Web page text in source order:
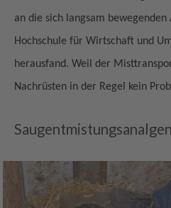
an die sich langsam
Hochschule für Wirtschaft und
herausfand. Weil der
Nachrüsten in der Regel kein
Saugentmistungsanalgen